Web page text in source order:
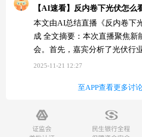
技赛道的投资者。嘉宾还分析
力，认为在国家政策支持下具
议投资者关注年末AI和有色两
身
【AI速看】反内卷下光伏怎么
本文由AI总结直播《反内卷下
成 全文摘要：本次直播聚焦新
会。首先，嘉宾分析了光伏行
发价格战，政策介入后价格逐
动行业高景气。最后，嘉宾建
重长期基本面。民生加银稳健
健型投资者。光伏和储能行业
2025-11-21 12:27
至APP查看更多讨